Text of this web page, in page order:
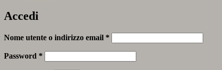
Accedi
Nome utente o indirizzo email *
Password *